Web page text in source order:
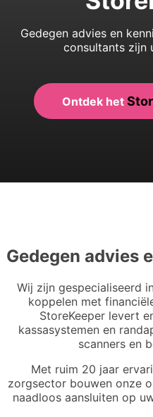
Gedegen advies en
consultants zijn
Ontdek het
Gedegen advies
Wij zijn gespecialiseerd
koppelen met
StoreKeeper levert
kassasystemen en
scanners en
Met ruim 20 jaar
zorgsector bouwen onze
naadloos aansluiten op